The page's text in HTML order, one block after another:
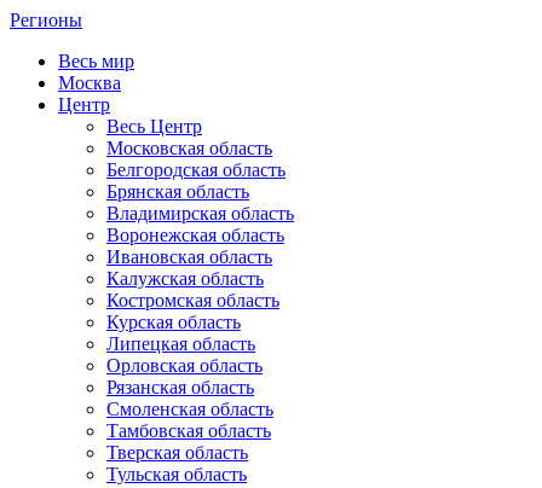
Регионы
Весь мир
Москва
Центр
Весь Центр
Московская область
Белгородская область
Брянская область
Владимирская область
Воронежская область
Ивановская область
Калужская область
Костромская область
Курская область
Липецкая область
Орловская область
Рязанская область
Смоленская область
Тамбовская область
Тверская область
Тульская область